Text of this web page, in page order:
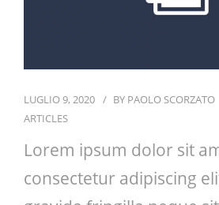
LUGLIO 9, 2020 BY PAOLO SCORZATO
ARTICLES
Lorem ipsum dolor sit
consectetur adipiscing